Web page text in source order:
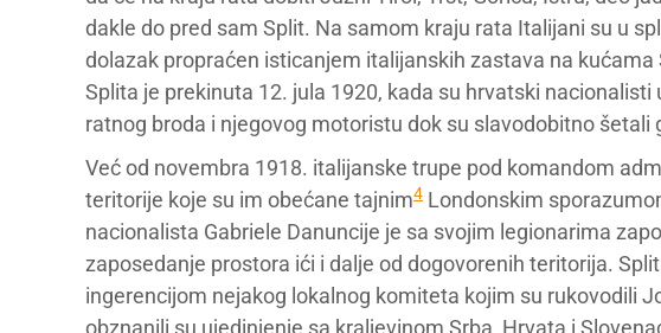
dakle do pred sam Split. Na samom kraju rata Italijani su u
dolazak propraćen isticanjem italijanskih zastava na
Splita je prekinuta 12. jula 1920, kada su hrvatski
ratnog broda i njegovog motoristu dok su slavodobitno šetali
Već od novembra 1918. italijanske trupe pod komandom
teritorije koje su im obećane tajnim4 Londonskim
nacionalista Gabriele Danuncije je sa svojim legionarima
zaposedanje prostora ići i dalje od dogovorenih teritorija.
ingerencijom nejakog lokalnog komiteta kojim su rukovodili
obznanili su ujedinjenje sa kraljevinom Srba, Hrvata i